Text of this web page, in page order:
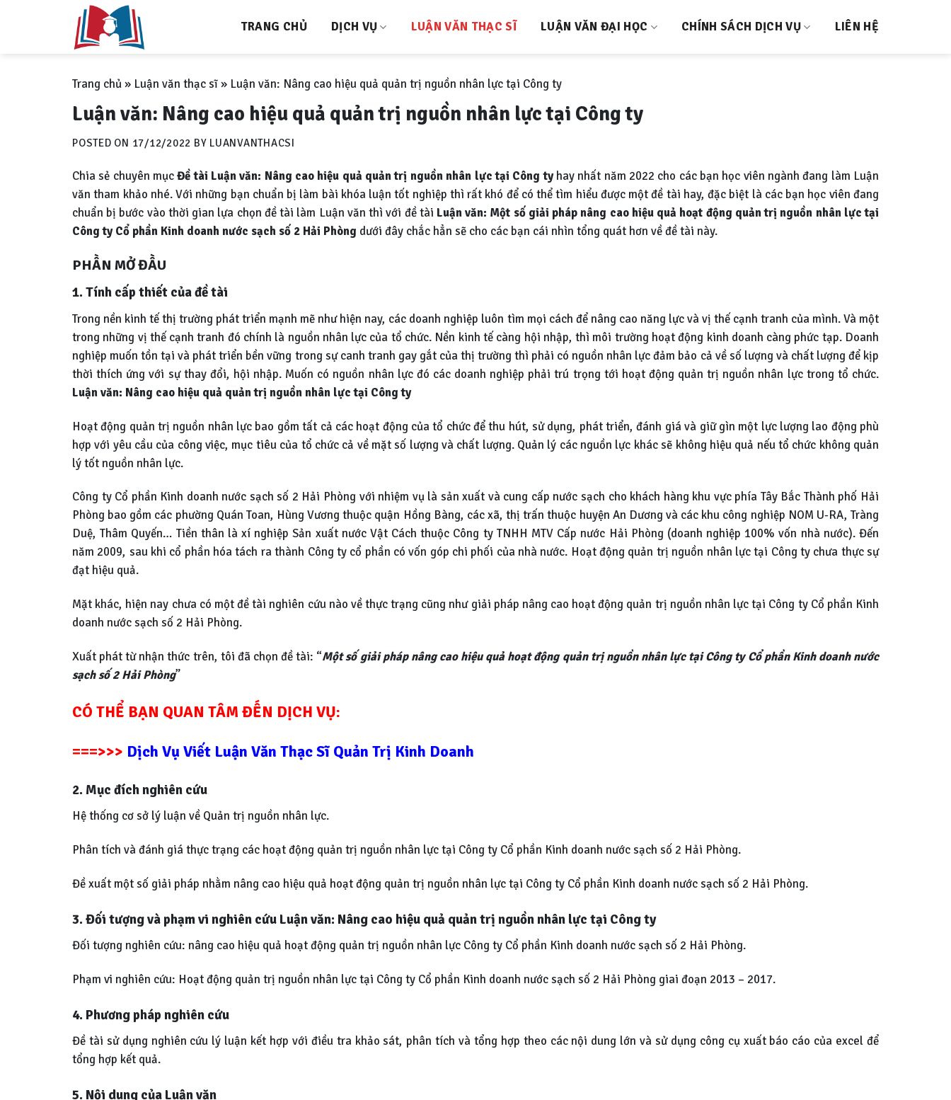
TRANG CHỦ DỊCH VỤ LUẬN VĂN THẠC SĨ LUẬN VĂN ĐẠI HỌC CHÍNH SÁCH DỊCH VỤ LIÊN HỆ
Trang chủ» Luận văn thạc sĩ» Luận văn: Nâng cao hiệu quả quản trị nguồn nhân lực tại Công ty
Luận văn: Nâng cao hiệu quả quản trị nguồn nhân lực tại Công ty
POSTED ON 17/12/2022 BY LUANVANTHACSI
Chia sẻ chuyên mụcĐề tài Luận văn: Nâng cao hiệu quả quản trị nguồn nhân lực tại Công tyhay nhất năm 2022 cho các bạn học viên ngành đang làm Luận
văn tham khảo nhé. Với những bạn chuẩn bị làm bài khóa luận tốt nghiệp thì rất khó để có thể tìm hiểu được một đề tài hay, đặc biệt là các bạn học viên đang
chuẩn bị bước vào thời gian lựa chọn đề tài làm Luận văn thì với đề tài Luận văn: Một số giải pháp nâng cao hiệu quả hoạt động quản trị nguồn nhân lực tại
Công ty Cổ phần Kinh doanh nước sạch số 2 Hải Phòng dưới đây chắc hẳn sẽ cho các bạn cái nhìn tổng quát hơn về đề tài này.
PHẦN MỞ ĐẦU
1. Tính cấp thiết của đề tài
Trong nền kinh tế thị trường phát triển mạnh mẽ như hiện nay, các doanh nghiệp luôn tìm mọi cách để nâng cao năng lực và vị thế cạnh tranh của mình. Và một
trong những vị thế cạnh tranh đó chính là nguồn nhân lực của tổ chức. Nền kinh tế càng hội nhập, thì môi trường hoạt động kinh doanh càng phức tạp. Doanh
nghiệp muốn tồn tại và phát triển bền vững trong sự canh tranh gay gắt của thị trường thì phải có nguồn nhân lực đảm bảo cả về số lượng và chất lượng để kịp
thời thích ứng với sự thay đổi, hội nhập. Muốn có nguồn nhân lực đó các doanh nghiệp phải trú trọng tới hoạt động quản trị nguồn nhân lực trong tổ chức.
Luận văn: Nâng cao hiệu quả quản trị nguồn nhân lực tại Công ty
Hoạt động quản trị nguồn nhân lực bao gồm tất cả các hoạt động của tổ chức để thu hút, sử dụng, phát triển, đánh giá và giữ gìn một lực lượng lao động phù
hợp với yêu cầu của công việc, mục tiêu của tổ chức cả về mặt số lượng và chất lượng. Quản lý các nguồn lực khác sẽ không hiệu quả nếu tổ chức không quản
lý tốt nguồn nhân lực.
Công ty Cổ phần Kinh doanh nước sạch số 2 Hải Phòng với nhiệm vụ là sản xuất và cung cấp nước sạch cho khách hàng khu vực phía Tây Bắc Thành phố Hải
Phòng bao gồm các phường Quán Toan, Hùng Vương thuộc quận Hồng Bàng, các xã, thị trấn thuộc huyện An Dương và các khu công nghiệp NOM U-RA, Tràng
Duệ, Thâm Quyến… Tiền thân là xí nghiệp Sản xuất nước Vật Cách thuộc Công ty TNHH MTV Cấp nước Hải Phòng (doanh nghiệp 100% vốn nhà nước). Đến
năm 2009, sau khi cổ phần hóa tách ra thành Công ty cổ phần có vốn góp chi phối của nhà nước. Hoạt động quản trị nguồn nhân lực tại Công ty chưa thực sự
đạt hiệu quả.
Mặt khác, hiện nay chưa có một đề tài nghiên cứu nào về thực trạng cũng như giải pháp nâng cao hoạt động quản trị nguồn nhân lực tại Công ty Cổ phần Kinh
doanh nước sạch số 2 Hải Phòng.
Xuất phát từ nhận thức trên, tôi đã chọn đề tài: “Một số giải pháp nâng cao hiệu quả hoạt động quản trị nguồn nhân lực tại Công ty Cổ phần Kinh doanh nước
sạch số 2 Hải Phòng”
CÓ THỂ BẠN QUAN TÂM ĐẾN DỊCH VỤ:
===>>> Dịch Vụ Viết Luận Văn Thạc Sĩ Quản Trị Kinh Doanh
2. Mục đích nghiên cứu
Hệ thống cơ sở lý luận về Quản trị nguồn nhân lực.
Phân tích và đánh giá thực trạng các hoạt động quản trị nguồn nhân lực tại Công ty Cổ phần Kinh doanh nước sạch số 2 Hải Phòng.
Đề xuất một số giải pháp nhằm nâng cao hiệu quả hoạt động quản trị nguồn nhân lực tại Công ty Cổ phần Kinh doanh nước sạch số 2 Hải Phòng.
3. Đối tượng và phạm vi nghiên cứu Luận văn: Nâng cao hiệu quả quản trị nguồn nhân lực tại Công ty
Đối tượng nghiên cứu: nâng cao hiệu quả hoạt động quản trị nguồn nhân lực Công ty Cổ phần Kinh doanh nước sạch số 2 Hải Phòng.
Phạm vi nghiên cứu: Hoạt động quản trị nguồn nhân lực tại Công ty Cổ phần Kinh doanh nước sạch số 2 Hải Phòng giai đoạn 2013 – 2017.
4. Phương pháp nghiên cứu
Đề tài sử dụng nghiên cứu lý luận kết hợp với điều tra khảo sát, phân tích và tổng hợp theo các nội dung lớn và sử dụng công cụ xuất báo cáo của excel để
tổng hợp kết quả.
5. Nội dung của Luận văn